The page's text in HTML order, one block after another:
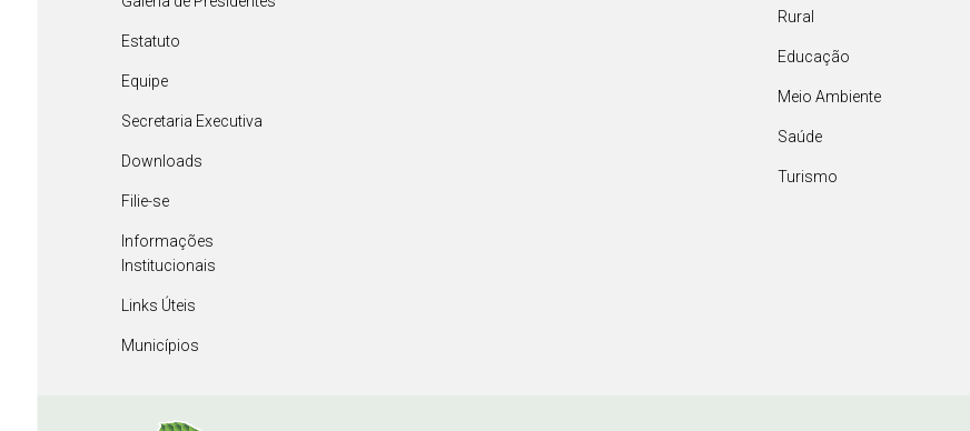
Estatuto
Equipe
Secretaria Executiva
Downloads
Filie-se
Informações
Institucionais
Links Úteis
Municípios
Rural
Educação
Meio Ambiente
Saúde
Turismo